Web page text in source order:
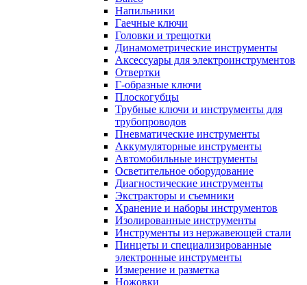
Напильники
Гаечные ключи
Головки и трещотки
Динамометрические инструменты
Аксессуары для электроинструментов
Отвертки
Г-образные ключи
Плоскогубцы
Трубные ключи и инструменты для
трубопроводов
Пневматические инструменты
Аккумуляторные инструменты
Автомобильные инструменты
Осветительное оборудование
Диагностические инструменты
Экстракторы и съемники
Хранение и наборы инструментов
Изолированные инструменты
Инструменты из нержавеющей стали
Пинцеты и специализированные
электронные инструменты
Измерение и разметка
Ножовки